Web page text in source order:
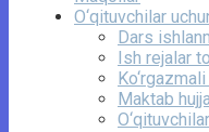
O‘qituvchilar
Dars
Ish rejalar
Maktab